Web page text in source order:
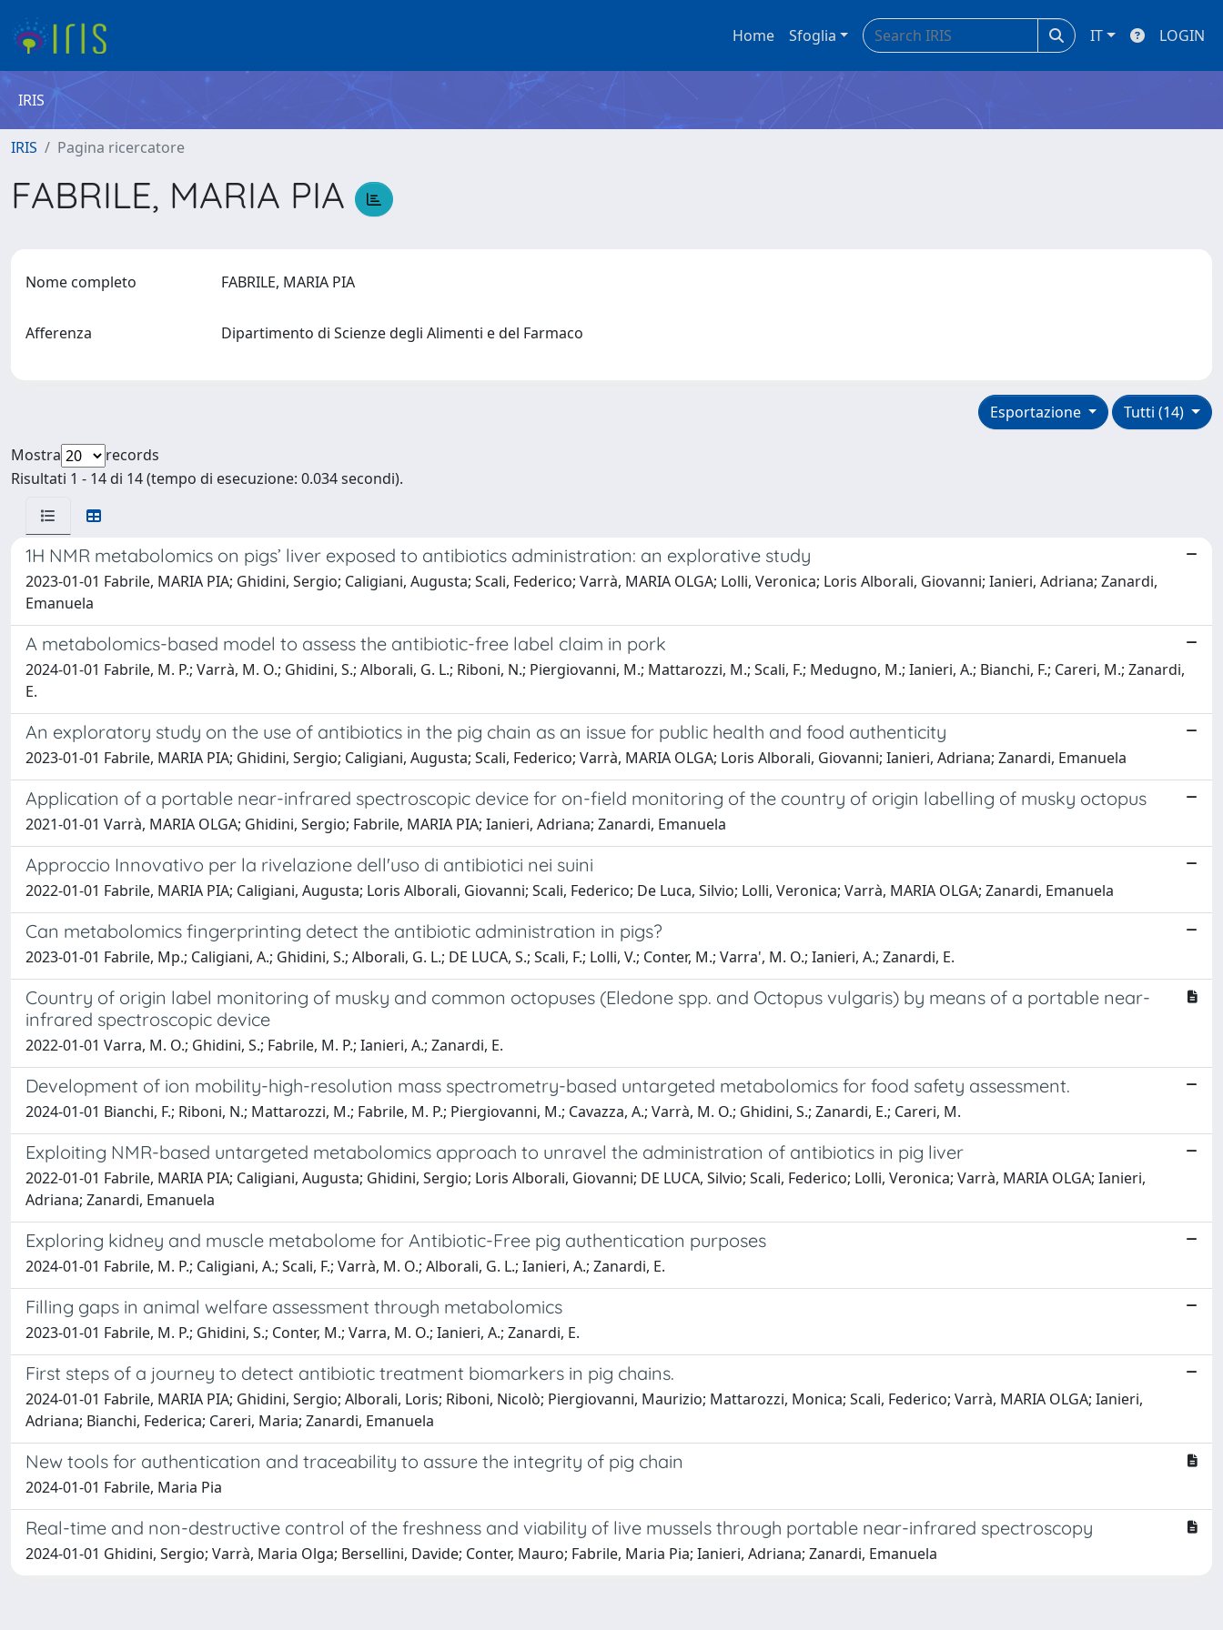
Home Sfoglia IT LOGIN
IRIS
IRIS Pagina ricercatore
FABRILE, MARIA PIA
Nome completo FABRILE, MARIA PIA
Afferenza Dipartimento di Scienze degli Alimenti e del Farmaco
Tutti (14)
Esportazione
Mostra
records
Risultati 1 - 14 di 14 (tempo di esecuzione: 0.034 secondi).
1H NMR metabolomics on pigs’ liver exposed to antibiotics administration: an explorative study
2023-01-01 Fabrile, MARIA PIA; Ghidini, Sergio; Caligiani, Augusta; Scali, Federico; Varrà, MARIA OLGA; Lolli, Veronica; Loris Alborali, Giovanni; Ianieri, Adriana; Zanardi,
Emanuela
A metabolomics-based model to assess the antibiotic-free label claim in pork
2024-01-01 Fabrile, M. P.; Varrà, M. O.; Ghidini, S.; Alborali, G. L.; Riboni, N.; Piergiovanni, M.; Mattarozzi, M.; Scali, F.; Medugno, M.; Ianieri, A.; Bianchi, F.; Careri, M.; Zanardi,
E.
An exploratory study on the use of antibiotics in the pig chain as an issue for public health and food authenticity
2023-01-01 Fabrile, MARIA PIA; Ghidini, Sergio; Caligiani, Augusta; Scali, Federico; Varrà, MARIA OLGA; Loris Alborali, Giovanni; Ianieri, Adriana; Zanardi, Emanuela
Application of a portable near-infrared spectroscopic device for on-field monitoring of the country of origin labelling of musky octopus
2021-01-01 Varrà, MARIA OLGA; Ghidini, Sergio; Fabrile, MARIA PIA; Ianieri, Adriana; Zanardi, Emanuela
Approccio Innovativo per la rivelazione dell'uso di antibiotici nei suini
2022-01-01 Fabrile, MARIA PIA; Caligiani, Augusta; Loris Alborali, Giovanni; Scali, Federico; De Luca, Silvio; Lolli, Veronica; Varrà, MARIA OLGA; Zanardi, Emanuela
Can metabolomics fingerprinting detect the antibiotic administration in pigs?
2023-01-01 Fabrile, Mp.; Caligiani, A.; Ghidini, S.; Alborali, G. L.; DE LUCA, S.; Scali, F.; Lolli, V.; Conter, M.; Varra', M. O.; Ianieri, A.; Zanardi, E.
Country of origin label monitoring of musky and common octopuses (Eledone spp. and Octopus vulgaris) by means of a portable near-
infrared spectroscopic device
2022-01-01 Varra, M. O.; Ghidini, S.; Fabrile, M. P.; Ianieri, A.; Zanardi, E.
Development of ion mobility-high-resolution mass spectrometry-based untargeted metabolomics for food safety assessment.
2024-01-01 Bianchi, F.; Riboni, N.; Mattarozzi, M.; Fabrile, M. P.; Piergiovanni, M.; Cavazza, A.; Varrà, M. O.; Ghidini, S.; Zanardi, E.; Careri, M.
Exploiting NMR-based untargeted metabolomics approach to unravel the administration of antibiotics in pig liver
2022-01-01 Fabrile, MARIA PIA; Caligiani, Augusta; Ghidini, Sergio; Loris Alborali, Giovanni; DE LUCA, Silvio; Scali, Federico; Lolli, Veronica; Varrà, MARIA OLGA; Ianieri,
Adriana; Zanardi, Emanuela
Exploring kidney and muscle metabolome for Antibiotic-Free pig authentication purposes
2024-01-01 Fabrile, M. P.; Caligiani, A.; Scali, F.; Varrà, M. O.; Alborali, G. L.; Ianieri, A.; Zanardi, E.
Filling gaps in animal welfare assessment through metabolomics
2023-01-01 Fabrile, M. P.; Ghidini, S.; Conter, M.; Varra, M. O.; Ianieri, A.; Zanardi, E.
First steps of a journey to detect antibiotic treatment biomarkers in pig chains.
2024-01-01 Fabrile, MARIA PIA; Ghidini, Sergio; Alborali, Loris; Riboni, Nicolò; Piergiovanni, Maurizio; Mattarozzi, Monica; Scali, Federico; Varrà, MARIA OLGA; Ianieri,
Adriana; Bianchi, Federica; Careri, Maria; Zanardi, Emanuela
New tools for authentication and traceability to assure the integrity of pig chain
2024-01-01 Fabrile, Maria Pia
Real-time and non-destructive control of the freshness and viability of live mussels through portable near-infrared spectroscopy
2024-01-01 Ghidini, Sergio; Varrà, Maria Olga; Bersellini, Davide; Conter, Mauro; Fabrile, Maria Pia; Ianieri, Adriana; Zanardi, Emanuela